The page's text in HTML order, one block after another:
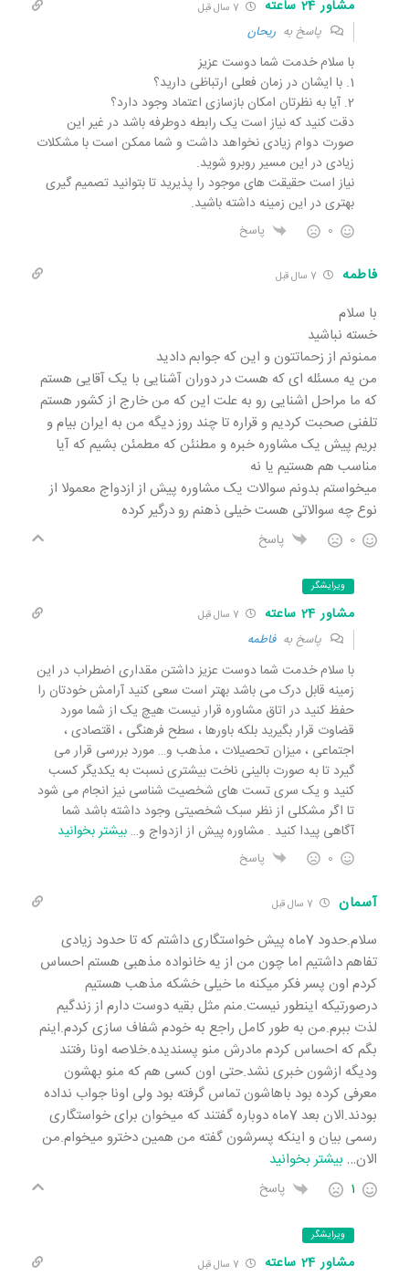
مشاور 24 ساعته
پاسخ به ریحان
با سلام خدمت شما دوست عزیز
1. با ایشان در زمان فعلی ارتباظی دارید؟
2. آیا به نظرتان امکان بازسازی اعتماد وجود دارد؟
دقت کنید که نیاز است یک رابطه دوطرفه باشد در غیر این
صورت دوام زیادی نخواهد داشت و شما ممکن است با مشکلات
زیادی در این مسیر روبرو شوید.
نیاز است حقیقت های موجود را پذیرید تا بتوانید تصمیم گیری
بهتری در این زمینه داشته باشید.
0 پاسخ
فاطمه
با سلام
خسته نباشید
ممنونم از زحماتتون و این که جوابم دادید
من یه مسئله ای که هست در دوران آشنایی با یک آقایی هستم
که ما مراحل اشنایی رو به علت این که من خارج از کشور هستم
تلفنی صحبت کردیم و قراره تا چند روز دیگه من به ایران بیام و
بریم پیش یک مشاوره خبره و مطنئن که مطمئن بشیم که آیا
مناسب هم هستیم یا نه
میخواستم بدونم سوالات یک مشاوره پیش از ازدواج معمولا از
نوع چه سوالاتی هست خیلی ذهنم رو درگیر کرده
0 پاسخ
ویرایشگر
مشاور 24 ساعته
پاسخ بهفاطمه
با سلام خدمت شما دوست عزیز داشتن مقداری اضطراب در این
زمینه قابل درک می باشد بهتر است سعی کنید آرامش خودتان را
حفظ کنید در اتاق مشاوره قرار نیست هیچ یک از شما مورد
قضاوت قرار بگیرید بلکه باورها ، سطح فرهنگی ، اقتصادی ،
اجتماعی ، میزان تحصیلات ، مذهب و… مورد بررسی قرار می
گیرد تا به صورت بالینی ناخت بیشتری نسبت به یکدیگر کسب
کنید و یک سری تست های شخصیت شناسی نیز انجام می شود
تا اگر مشکلی از نظر سبک شخصیتی وجود داشته باشد شما
آگاهی پیدا کنید . مشاوره پیش از ازدواج و… بیشتر بخوانید
0 پاسخ
آسمان
سلام.حدود 7ماه پیش خواستگاری داشتم که تا حدود زیادی
تفاهم داشتیم اما چون من از یه خانواده مذهبی هستم احساس
کردم اون پسر فکر میکنه ما خیلی خشکه مذهب هستیم
درصورتیکه اینطور نیست.منم مثل بقیه دوست دارم از زندگیم
لذت ببرم.من به طور کامل راجع به خودم شفاف سازی کردم.اینم
بگم که احساس کردم مادرش منو پسندیده.خلاصه اونا رفتند
ودیگه ازشون خبری نشد.حتی اون کسی هم که منو بهشون
معرفی کرده بود باهاشون تماس گرفته بود ولی اونا جواب نداده
بودند.الان بعد 7ماه دوباره گفتند که میخوان برای خواستگاری
رسمی بیان و اینکه پسرشون گفته من همین دخترو میخوام.من
الان… بیشتر بخوانید
1 پاسخ
ویرایشگر
مشاور 24 ساعته